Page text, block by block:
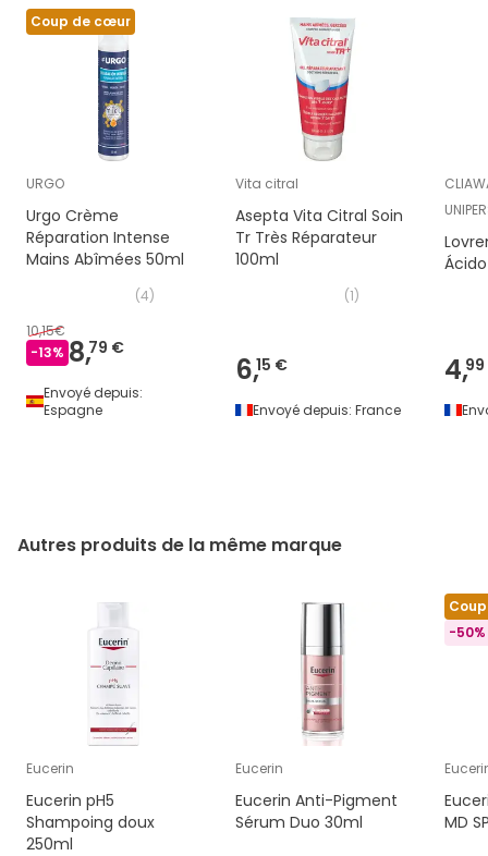
Coup de cœur
URGO
Urgo Crème
Réparation Intense
Mains Abîmées 50ml
(4)
10,15€
-13% 8,79 €
Envoyé depuis:
Espagne
Vita citral
Asepta Vita Citral Soin
Tr Très Réparateur
100ml
(1)
6,15 €
Envoyé depuis: France
4,
Autres produits de la même marque
Eucerin
Eucerin pH5
Shampoing doux
250ml
Eucerin
Eucerin Anti-Pigment
Sérum Duo 30ml
-
MD